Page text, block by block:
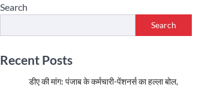
Search
Search
Recent Posts
डीए की मांग: पंजाब के कर्मचारी-पेंशनर्स का हल्ला बोल,